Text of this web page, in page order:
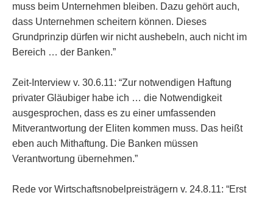
muss beim Unternehmen bleiben. Dazu gehört auch,
dass Unternehmen scheitern können. Dieses
Grundprinzip dürfen wir nicht aushebeln, auch nicht im
Bereich … der Banken.”
Zeit-Interview v. 30.6.11: “Zur notwendigen Haftung
privater Gläubiger habe ich … die Notwendigkeit
ausgesprochen, dass es zu einer umfassenden
Mitverantwortung der Eliten kommen muss. Das heißt
eben auch Mithaftung. Die Banken müssen
Verantwortung übernehmen.”
Rede vor Wirtschaftsnobelpreisträgern v. 24.8.11: “Erst